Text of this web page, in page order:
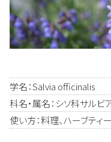
学名：Salvia officinalis
科名・属名：シソ科サルビ
使い方：料理、ハーブティー